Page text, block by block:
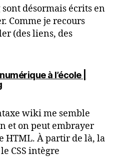
désormais écrits en
Comme je recours
(des liens, des
à l’école |
dit :
wiki me semble
et on peut embrayer
HTML. À partir de là, la
CSS intègre